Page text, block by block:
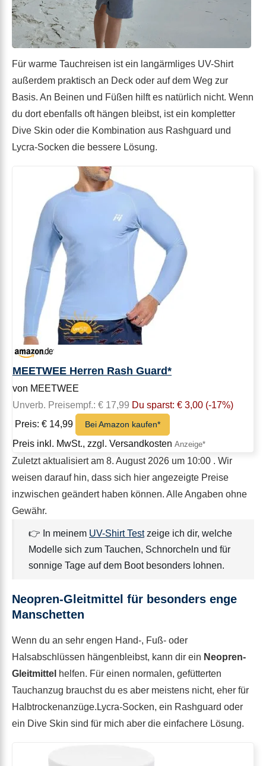
Für warme Tauchreisen ist ein langärmliges UV-Shirt
außerdem praktisch an Deck oder auf dem Weg zur
Basis. An Beinen und Füßen hilft es natürlich nicht. Wenn
du dort ebenfalls oft hängen bleibst, ist ein kompletter
Dive Skin oder die Kombination aus Rashguard und
Lycra-Socken die bessere Lösung.
MEETWEE Herren Rash Guard*
von MEETWEE
Unverb. Preisempf.: € 17,99 Du sparst: € 3,00 (-17%)
Preis: € 14,99
Bei Amazon kaufen*
Preis inkl. MwSt., zzgl. Versandkosten
Zuletzt aktualisiert am 8. August 2026 um 10:00 . Wir
weisen darauf hin, dass sich hier angezeigte Preise
inzwischen geändert haben können. Alle Angaben ohne
Gewähr.
👉 In meinem UV-Shirt Testzeige ich dir, welche
Modelle sich zum Tauchen, Schnorcheln und für
sonnige Tage auf dem Boot besonders lohnen.
Neopren-Gleitmittel für besonders enge
Manschetten
Wenn du an sehr engen Hand-, Fuß- oder
Halsabschlüssen hängenbleibst, kann dir ein Neopren-
Gleitmittel helfen. Für einen normalen, gefütterten
Tauchanzug brauchst du es aber meistens nicht, eher für
Halbtrockenanzüge.Lycra-Socken, ein Rashguard oder
ein Dive Skin sind für mich aber die einfachere Lösung.